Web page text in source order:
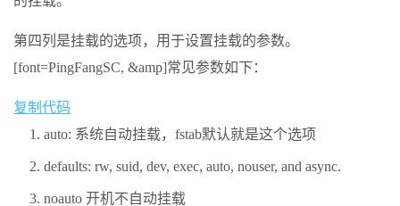
第四列是挂载的选项，用于设置挂载的参数。
[font=PingFangSC, &amp]常见参数如下：
复制代码
auto: 系统自动挂载，fstab默认就是这个选项
defaults: rw, suid, dev, exec, auto, nouser, and async.
noauto 开机不自动挂载